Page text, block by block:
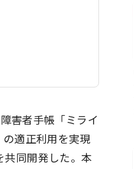
害者手帳「ミライ
適正利用を実現
共同開発した。本